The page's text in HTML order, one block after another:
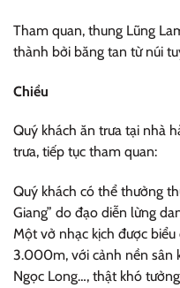
Tham quan, thung Lũng
thành bởi băng tan từ núi
Chiều
Quý khách ăn trưa tại nhà
trưa, tiếp tục tham quan:
Quý khách có thể thưởng
Giang” do đạo diễn lừng
Một vở nhạc kịch được
3.000m, với cảnh nền sân
Ngọc Long…, thật khó